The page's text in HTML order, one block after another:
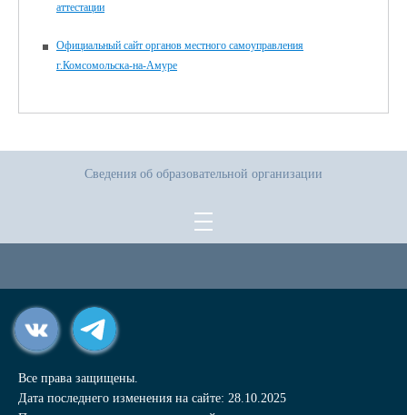
аттестации
Официальный сайт органов местного самоуправления
г.Комсомольска-на-Амуре
Сведения об образовательной организации
Все права защищены.
Дата последнего изменения на сайте: 28.10.2025